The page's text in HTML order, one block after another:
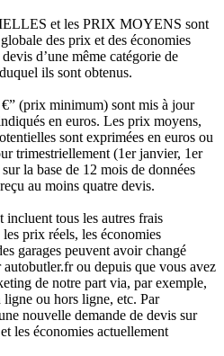
et les PRIX MOYENS sont
des prix et des économies
d’une même catégorie de
ils sont obtenus.
(prix minimum) sont mis à jour
en euros. Les prix moyens,
sont exprimées en euros ou
trimestriellement (1er janvier, 1er
la base de 12 mois de données
au moins quatre devis.
tous les autres frais
prix réels, les économies
garages peuvent avoir changé
ou depuis que vous avez
de notre part via, par exemple,
ligne ou hors ligne, etc. Par
nouvelle demande de devis sur
les économies actuellement